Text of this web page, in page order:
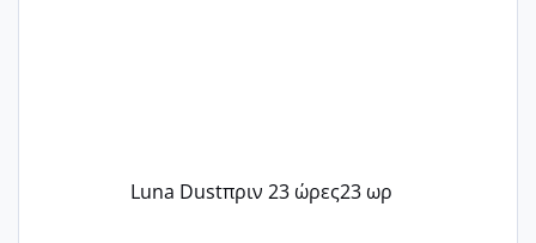
Luna Dustπριν 23 ώρες23 ωρ